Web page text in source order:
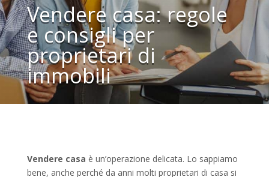
Vendere casa: regole
e consigli per
proprietari di
immobili
Vendere casa è un’operazione delicata. Lo sappiamo
bene, anche perché da anni molti proprietari di casa si